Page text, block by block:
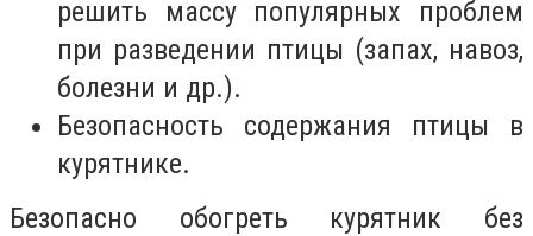
решить массу популярных проблем
при разведении птицы (запах, навоз,
болезни и др.).
Безопасность содержания птицы в
курятнике.
Безопасно обогреть курятник без